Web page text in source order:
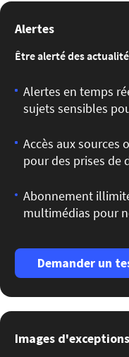
Alertes
Être alerté des
Alertes en temps
sujets sensibles
Accès aux sources
pour des prises de
Abonnement
multimédias pour
Demander un
Images d'exceptions